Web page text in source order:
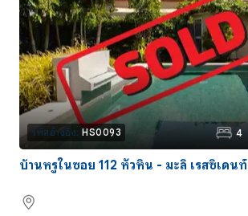
รหัสอ้างอิง: HS0093 4
บ้านหรูในซอย 112 หัวหิน - มะลิ เรสซิเดนท์